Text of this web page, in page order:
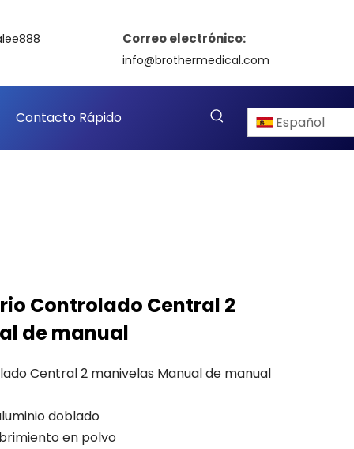
Correo electrónico:
info@brothermedical.com
Contacto Rápido Español
Controlado Central 2
de manual
Central 2 manivelas Manual de manual
doblado
en polvo